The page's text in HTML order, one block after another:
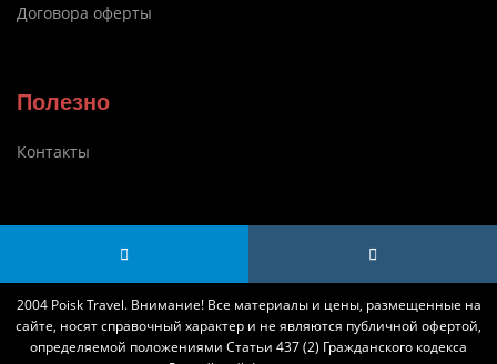
Договора оферты
Полезно
Контакты
2004 Poisk Travel. Внимание! Все материалы и цены, размещенные на
сайте, носят справочный характер и не являются публичной офертой,
определяемой положениями Статьи 437 (2) Гражданского кодекса